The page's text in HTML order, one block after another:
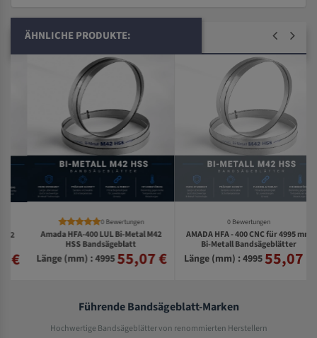
ÄHNLICHE PRODUKTE:
0 Bewertungen
Amada HFA-400 LUL Bi-Metal M42
HSS Bandsägeblatt
Länge (mm) : 499555,07 €
0 Bewertungen
AMADA HFA - 400 CNC für 4995 mm
Bi-Metall Bandsägeblätter
Länge (mm) : 499555,07 €
Führende Bandsägeblatt-Marken
Hochwertige Bandsägeblätter von renommierten Herstellern